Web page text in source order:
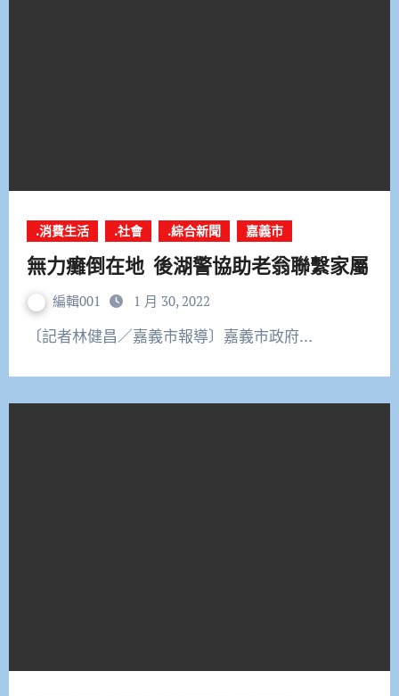
.消費生活 .社會 .綜合新聞 嘉義市
無力癱倒在地 後湖警協助老翁聯繫家屬
編輯001 1 月 30, 2022
〔記者林健昌／嘉義市報導〕嘉義市政府…